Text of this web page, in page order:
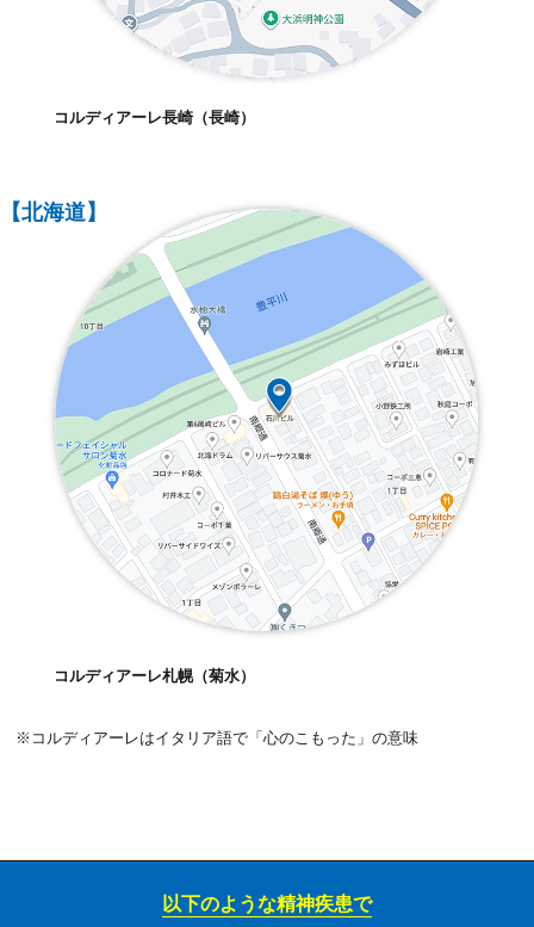
コルディアーレ長崎（長崎）
【北海道】
コルディアーレ札幌（菊水）
※コルディアーレはイタリア語で「心のこもった」の意味
以下のような精神疾患で